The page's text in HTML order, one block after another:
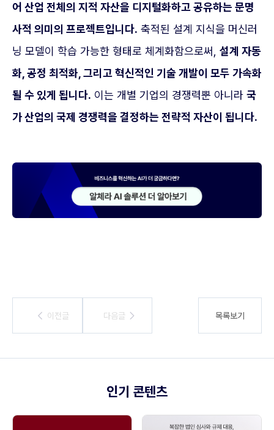
어 산업 전체의 지적 자산을 디지털화하고 공유하는 문명
사적 의미의 프로젝트입니다. 축적된 설계 지식을 머신러
닝 모델이 학습 가능한 형태로 체계화함으로써, 설계 자동
화, 공정 최적화, 그리고 혁신적인 기술 개발이 모두 가속화
될 수 있게 됩니다. 이는 개별 기업의 경쟁력뿐 아니라 국
가 산업의 국제 경쟁력을 결정하는 전략적 자산이 됩니다.
이전글
이전글 다음글
다음글 목록보기
인기 콘텐츠